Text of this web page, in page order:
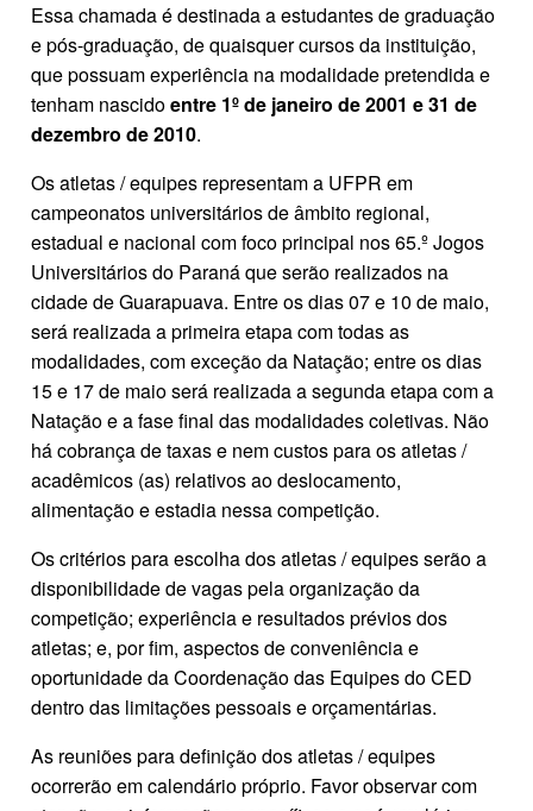
Essa chamada é destinada a estudantes de graduação
e pós-graduação, de quaisquer cursos da instituição,
que possuam experiência na modalidade pretendida e
tenham nascidoentre 1º de janeiro de 2001 e 31 de
dezembro de 2010.
Os atletas / equipes representam a UFPR em
campeonatos universitários de âmbito regional,
estadual e nacional com foco principal nos 65.º Jogos
Universitários do Paraná que serão realizados na
cidade de Guarapuava. Entre os dias 07 e 10 de maio,
será realizada a primeira etapa com todas as
modalidades, com exceção da Natação; entre os dias
15 e 17 de maio será realizada a segunda etapa com a
Natação e a fase final das modalidades coletivas. Não
há cobrança de taxas e nem custos para os atletas /
acadêmicos (as) relativos ao deslocamento,
alimentação e estadia nessa competição.
Os critérios para escolha dos atletas / equipes serão a
disponibilidade de vagas pela organização da
competição; experiência e resultados prévios dos
atletas; e, por fim, aspectos de conveniência e
oportunidade da Coordenação das Equipes do CED
dentro das limitações pessoais e orçamentárias.
As reuniões para definição dos atletas / equipes
ocorrerão em calendário próprio. Favor observar com